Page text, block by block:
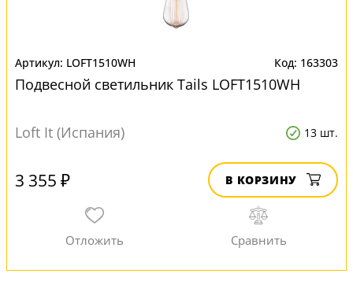
LOFT1510WH 163303
Подвесной светильник Tails LOFT1510WH
Loft It (Испания) 13 шт.
3 355 ₽ В КОРЗИНУ